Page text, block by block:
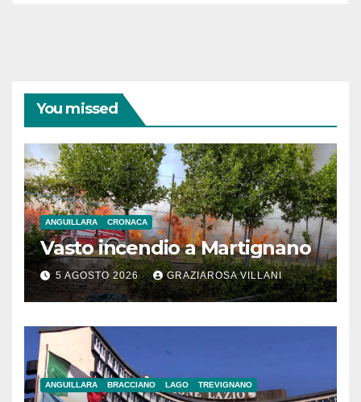
You missed
ANGUILLARA CRONACA
Vasto incendio a Martignano
5 AGOSTO 2026 GRAZIAROSA VILLANI
ANGUILLARA BRACCIANO LAGO TREVIGNANO